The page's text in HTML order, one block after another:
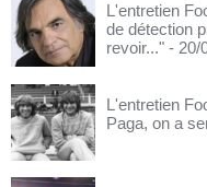
L'entretien
de détection
revoir..." - 20/
L'entretien
Paga, on a